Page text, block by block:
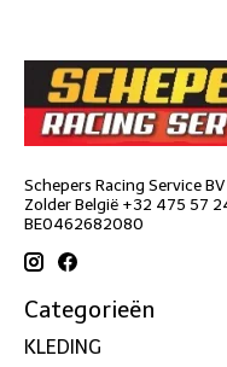
Schepers Racing Service
Zolder België +32 475 57
BE0462682080
Categorieën
KLEDING